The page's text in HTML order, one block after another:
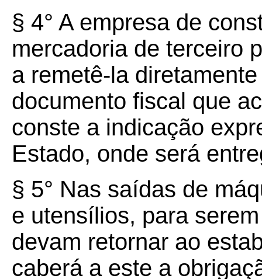
§ 4° A empresa de
mercadoria de terceiro
a remetê-la
documento fiscal que
conste a indicação
Estado, onde será
§ 5° Nas saídas de
e utensílios, para
devam retornar ao
caberá a este a